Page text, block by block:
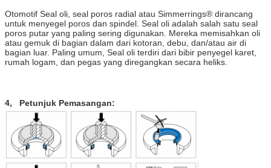
Otomotif Seal oli, seal poros radial atau Simmerrings® dirancang
untuk menyegel poros dan spindel. Seal oli adalah salah satu seal
poros putar yang paling sering digunakan. Mereka memisahkan oli
atau gemuk di bagian dalam dari kotoran, debu, dan/atau air di
bagian luar. Paling umum, Seal oli terdiri dari bibir penyegel karet,
rumah logam, dan pegas yang diregangkan secara heliks.
4, Petunjuk Pemasangan: